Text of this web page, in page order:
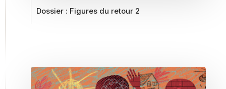
Dossier : Figures du retour 2